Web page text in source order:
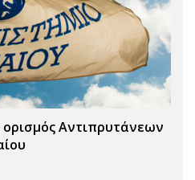
ορισμός Αντιπρυτάνεων